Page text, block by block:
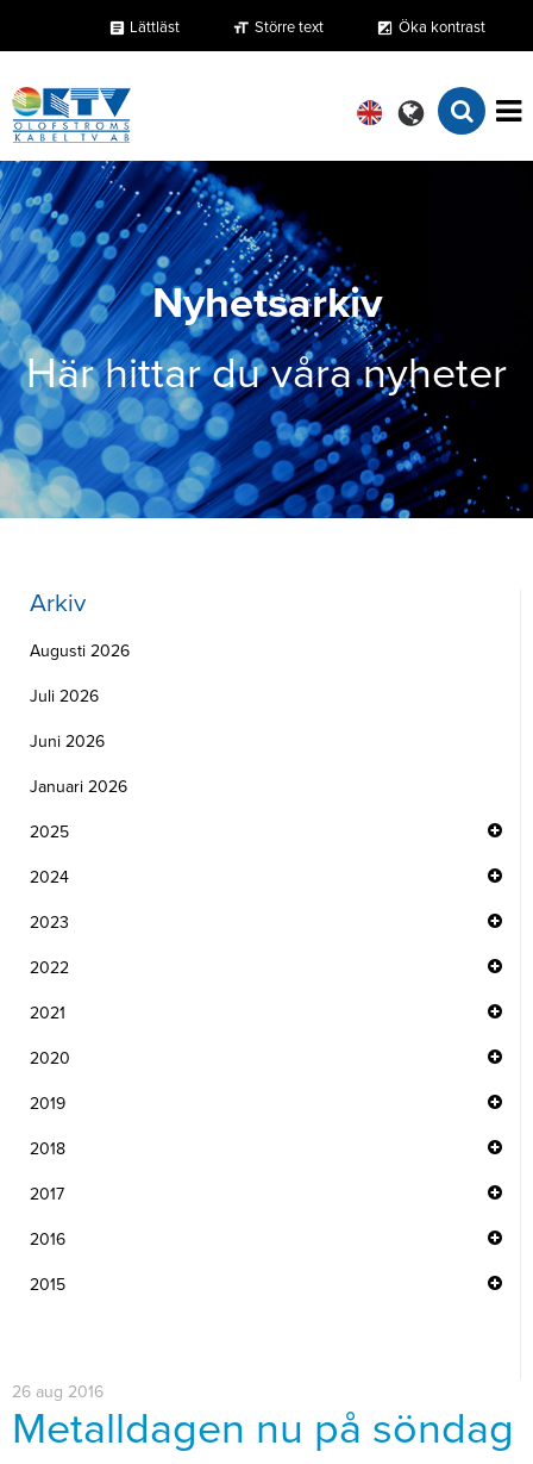
article Lättläst format_size Större text exposure Öka kontrast
Nyhetsarkiv
Här hittar du våra nyheter
Arkiv
Augusti 2026
Juli 2026
Juni 2026
Januari 2026
2025
2024
2023
2022
2021
2020
2019
2018
2017
2016
2015
26 aug 2016
Metalldagen nu på söndag